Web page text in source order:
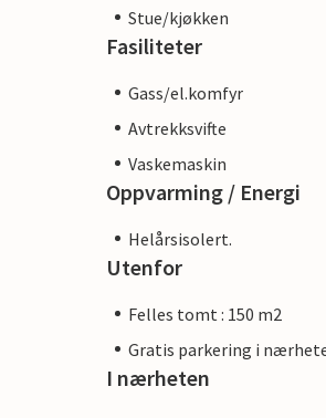
Stue/kjøkken
Fasiliteter
Gass/el.komfyr
Avtrekksvifte
Vaskemaskin
Oppvarming / Energi
Helårsisolert.
Utenfor
Felles tomt : 150 m2
Gratis parkering i
I nærheten